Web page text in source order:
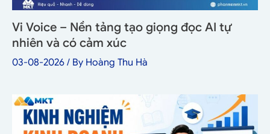
Vi Voice – Nền tảng tạo giọng đọc AI tự
nhiên và có cảm xúc
03-08-2026 / By Hoàng Thu Hà